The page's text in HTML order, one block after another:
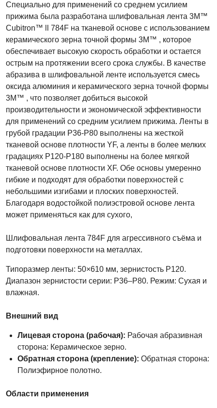
Специально для применений со среднем усилием
прижима была разработана шлифовальная лента 3M™
Cubitron™ ll 784F на тканевой основе с использованием
керамического зерна точной формы 3M™ , которое
обеспечивает высокую скорость обработки и остается
острым на протяжении всего срока службы. В качестве
абразива в шлифовальной ленте используется смесь
оксида алюминия и керамического зерна точной формы
3M™ , что позволяет добиться высокой
производительности и экономической эффективности
для применений со средним усилием прижима. Ленты в
грубой градации Р36-Р80 выполнены на жесткой
тканевой основе плотности YF, а ленты в более мелких
градациях Р120-Р180 выполнены на более мягкой
тканевой основе плотности XF. Обе основы умеренно
гибкие и подходят для обработки поверхностей с
небольшими изгибами и плоских поверхностей.
Благодаря водостойкой полиэстровой основе лента
может применяться как для сухого,
Шлифовальная лента 784F для агрессивного съёма и
подготовки поверхности на металлах.
Типоразмер ленты: 50×610 мм, зернистость P120.
Диапазон зернистости серии: P36–P80. Режим: Сухая и
влажная.
Внешний вид
Лицевая сторона (рабочая): Рабочая абразивная
сторона: Керамическое зерно.
Обратная сторона (крепление): Обратная сторона:
Полиэфирное полотно.
Области применения